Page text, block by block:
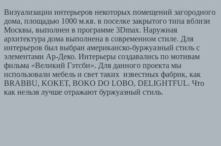
Визуализации интерьеров некоторых помещений загородного
дома, площадью 1000 м.кв. в поселке закрытого типа вблизи
Москвы, выполнен в программе 3Dmax. Наружная
архитектура дома выполнена в современном стиле. Для
интерьеров был выбран американско-буржуазный стиль с
элементами Ар-Деко. Интерьеры создавались по мотивам
фильма «Великий Гэтсби». Для данного проекта мы
использовали мебель и свет таких известных фабрик, как
BRABBU, KOKET, BOKO DO LOBO, DELIGHTFUL. Что
как нельзя лучше отражают буржуазный стиль.